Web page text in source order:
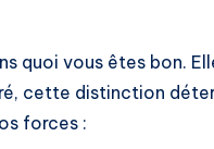
quoi vous êtes bon.
cette distinction
forces :